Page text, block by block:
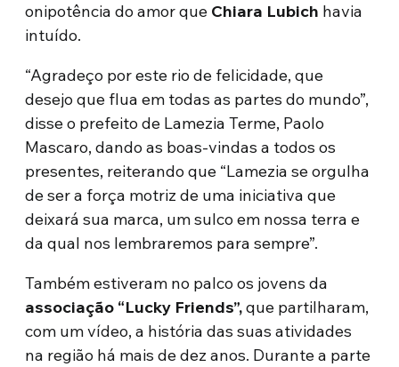
onipotência do amor que Chiara Lubich havia
intuído.
“Agradeço por este rio de felicidade, que
desejo que flua em todas as partes do mundo”,
disse o prefeito de Lamezia Terme, Paolo
Mascaro, dando as boas-vindas a todos os
presentes, reiterando que “Lamezia se orgulha
de ser a força motriz de uma iniciativa que
deixará sua marca, um sulco em nossa terra e
da qual nos lembraremos para sempre”.
Também estiveram no palco os jovens da
associação “Lucky Friends”,que partilharam,
com um vídeo, a história das suas atividades
na região há mais de dez anos. Durante a parte